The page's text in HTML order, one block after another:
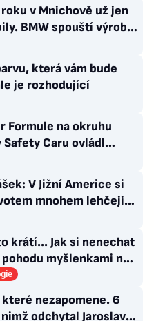
v Mnichově už jen
BMW spouští výrobu
která vám bude
je rozhodující
Formule na okruhu
Safety Caru ovládl
po chybě nedojel
V Jižní Americe si
mnohem lehčeji,
krátí... Jak si nenechat
myšlenkami na
nezapomene. 6
odchytal Jaroslav